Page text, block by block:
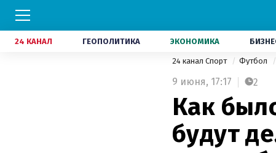
24 КАНАЛ ГЕОПОЛИТИКА ЭКОНОМИКА
24 канал Спорт Футбол
9 июня, 17:17 2
Как
будут